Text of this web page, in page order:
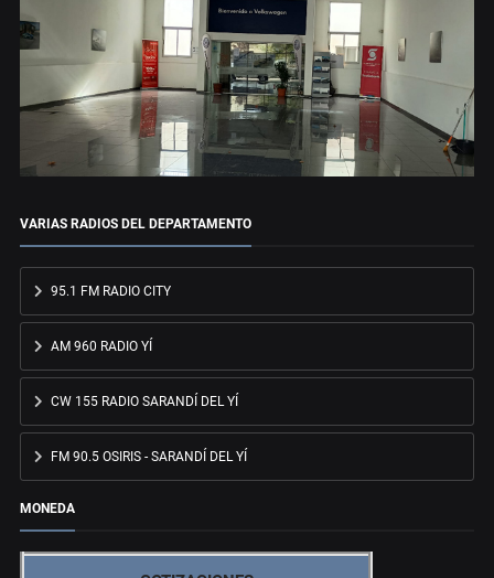
VARIAS RADIOS DEL DEPARTAMENTO
95.1 FM RADIO CITY
AM 960 RADIO YÍ
CW 155 RADIO SARANDÍ DEL YÍ
FM 90.5 OSIRIS - SARANDÍ DEL YÍ
MONEDA